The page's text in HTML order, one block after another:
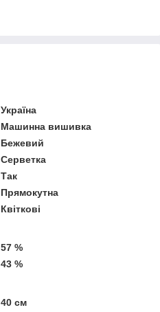
Україна
Машинна вишивка
Бежевий
Серветка
Так
Прямокутна
Квіткові
57 %
43 %
40 см